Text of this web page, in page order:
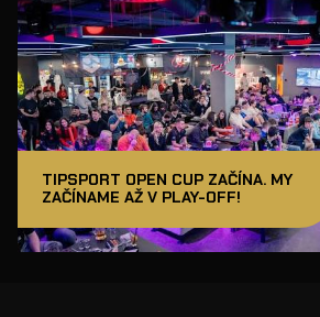
TIPSPORT OPEN CUP ZAČÍNA. MY
ZAČÍNAME AŽ V PLAY-OFF!